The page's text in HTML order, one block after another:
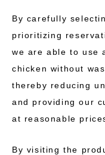
By carefully
prioritizing
we are able to use
chicken without
thereby reducing
and providing our
at reasonable
By visiting the